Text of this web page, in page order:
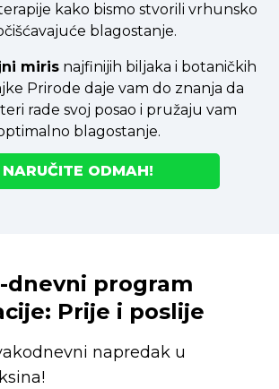
kako bismo stvorili vrhunsko
blagostanje.
mirisnajfinijih biljaka i botaničkih
Prirode daje vam do znanja da
rade svoj posao i pružaju vam
blagostanje.
NARUČITE ODMAH!
dnevni program
Prije i poslije
napredak u